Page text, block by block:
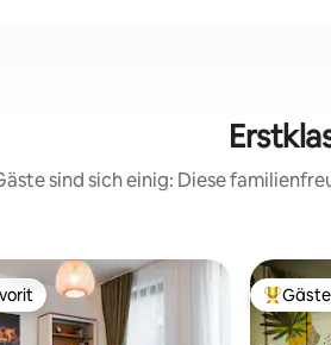
sind sich einig: Diese
Favorit.